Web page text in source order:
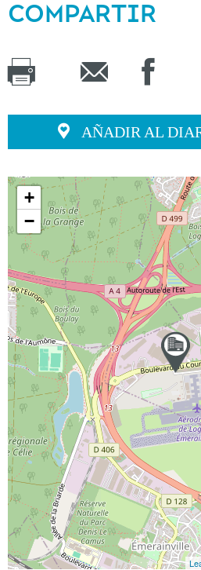
COMPARTIR
AÑADIR AL
+
−